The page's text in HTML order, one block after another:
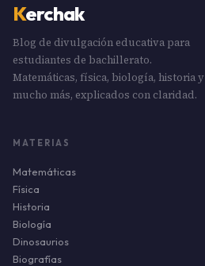
Kerchak
Blog de divulgación educativa para
estudiantes de bachillerato.
Matemáticas, física, biología, historia y
mucho más, explicados con claridad.
MATERIAS
Matemáticas
Física
Historia
Biología
Dinosaurios
Biografías